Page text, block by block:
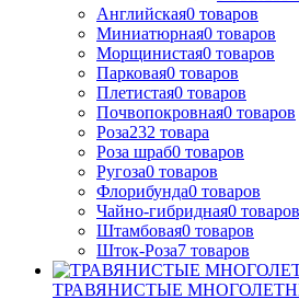
Английская0 товаров
Миниатюрная0 товаров
Морщинистая0 товаров
Парковая0 товаров
Плетистая0 товаров
Почвопокровная0 товаров
Роза232 товара
Роза шраб0 товаров
Ругоза0 товаров
Флорибунда0 товаров
Чайно-гибридная0 товаров
Штамбовая0 товаров
Шток-Роза7 товаров
ТРАВЯНИСТЫЕ